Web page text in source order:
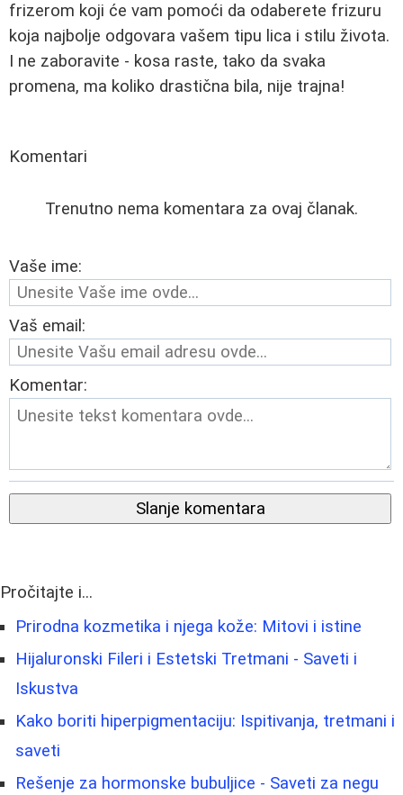
frizerom koji će vam pomoći da odaberete frizuru
koja najbolje odgovara vašem tipu lica i stilu života.
I ne zaboravite - kosa raste, tako da svaka
promena, ma koliko drastična bila, nije trajna!
Komentari
Trenutno nema komentara za ovaj članak.
Vaše ime:
Vaš email:
Komentar:
Slanje komentara
Pročitajte i...
Prirodna kozmetika i njega kože: Mitovi i istine
Hijaluronski Fileri i Estetski Tretmani - Saveti i
Iskustva
Kako boriti hiperpigmentaciju: Ispitivanja, tretmani i
saveti
Rešenje za hormonske bubuljice - Saveti za negu